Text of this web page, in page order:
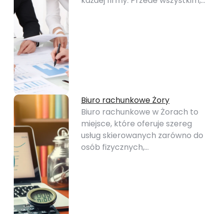
Biuro rachunkowe Żory
Biuro rachunkowe w Żorach to
miejsce, które oferuje szereg
usług skierowanych zarówno do
osób fizycznych,…